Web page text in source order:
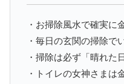
・お掃除風水で確実に
・毎日の玄関の掃除で
・掃除は必ず「晴れた
・トイレの女神さまは